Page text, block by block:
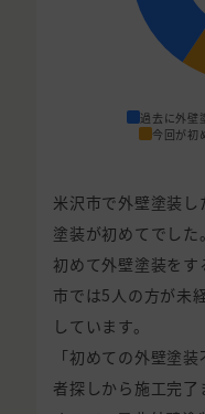
過去に外壁
今回が初
米沢市で外壁塗装
塗装が初めてでした。
初めて外壁塗装を
市では5人の方が未
しています。
「初めての外壁塗
者探しから施工完